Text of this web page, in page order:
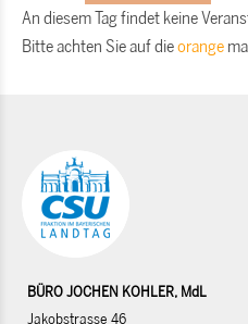
An diesem Tag findet keine
Bitte achten Sie auf dieorange
BÜRO JOCHEN KOHLER, MdL
Jakobstrasse 46